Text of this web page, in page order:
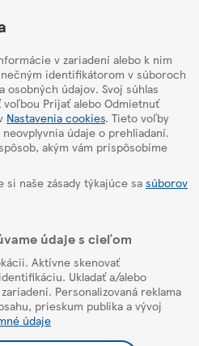
v zariadení alebo k nim
identifikátorom v súboroch
osobných údajov. Svoj súhlas
Prijať alebo Odmietnuť
Nastavenia cookies. Tieto voľby
údaje o prehliadaní.
akým vám prispôsobíme
naše zásady týkajúce sa súborov
údaje s cieľom
Aktívne skenovať
Ukladať a/alebo
Personalizovaná reklama
prieskum publika a vývoj
údaje